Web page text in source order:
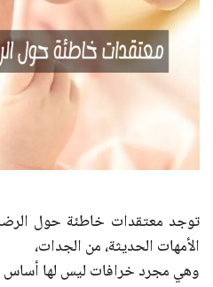
توجد معتقدات خاطئة حول
الأمهات الحديثة، من الجدات،
وهي مجرد خرافات ليس لها